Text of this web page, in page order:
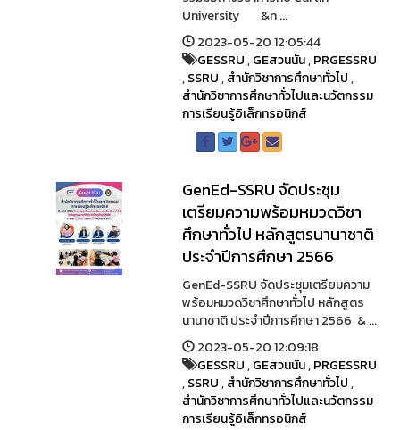
University &n ...
2023-05-20 12:05:44
GESSRU,GEสวนนัน,PRGESSRU
,SSRU,สำนักวิชาการศึกษาทั่วไป,
สำนักวิชาการศึกษาทั่วไปและนวัตกรรม
การเรียนรู้อิเล็กทรอนิกส์
GenEd-SSRU จัดประชุม
เตรียมความพร้อมหมวดวิชา
ศึกษาทั่วไป หลักสูตรนานาชาติ
ประจำปีการศึกษา 2566
GenEd-SSRU จัดประชุมเตรียมความ
พร้อมหมวดวิชาศึกษาทั่วไป หลักสูตร
นานาชาติ ประจำปีการศึกษา 2566 & ...
2023-05-20 12:09:18
GESSRU,GEสวนนัน,PRGESSRU
,SSRU,สำนักวิชาการศึกษาทั่วไป,
สำนักวิชาการศึกษาทั่วไปและนวัตกรรม
การเรียนรู้อิเล็กทรอนิกส์